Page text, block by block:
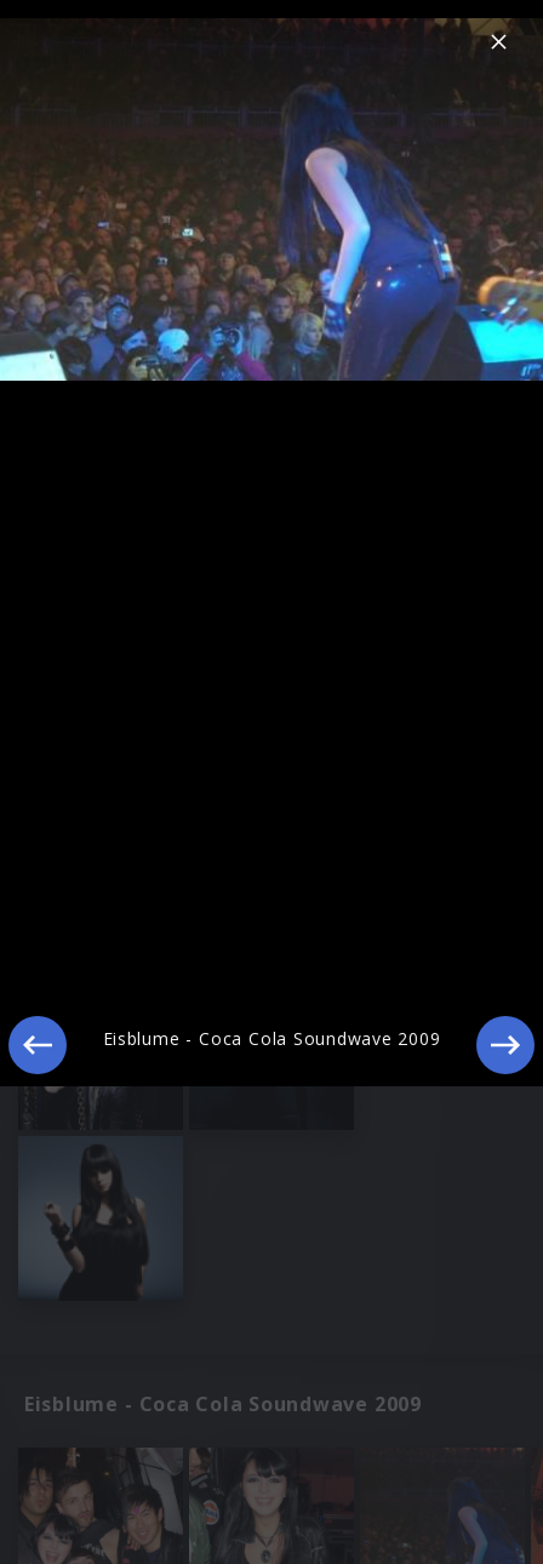
Menu
Home News Videos Fotos Biografie
Bilder vom "Für Immer" Videodreh
Eisblume - Coca Cola Soundwave 2009
Eisblume - Coca Cola Soundwave 2009